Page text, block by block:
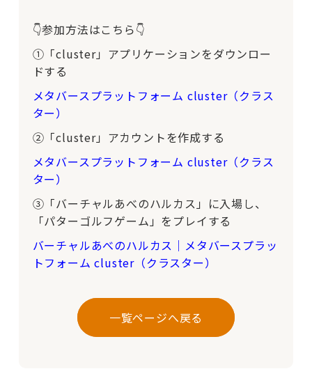
👇参加方法はこちら👇
①「cluster」アプリケーションをダウンロー
ドする
メタバースプラットフォーム cluster（クラス
ター）
②「cluster」アカウントを作成する
メタバースプラットフォーム cluster（クラス
ター）
③「バーチャルあべのハルカス」に入場し、
「パターゴルフゲーム」をプレイする
バーチャルあべのハルカス｜メタバースプラッ
トフォーム cluster（クラスター）
一覧ページへ戻る